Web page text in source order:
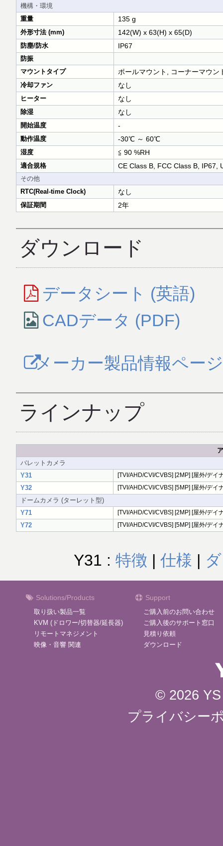
機構・環境
重量
135 g
外形寸法 (mm) 142(W) x 63(H) x 65(D)
防塵/防水 IP67
防振
マウントタイプ
ポールマウント, コーナーマウン
冷却ファン なし
ヒーター なし
除湿 なし
開始温度 -
動作温度 -30℃ ～ 60℃
湿度 ≦ 90 %RH
適合規格 CE Class B, FCC Class B, IP67,
その他
RTC(Real-time Clock)
なし
保証期間 2年
ダウンロード
データシート (英語)
CADデータ (PDF)
メーカー製品情報ページ
ラインナップ
バレットカメラ
Y31
[TVI/AHD/CVI/CVBS] [2MP] [屋外/デイ
Y32 [TVI/AHD/CVI/CVBS] [5MP] [屋外/デイ
ドームカメラ (ターレット型)
Y71
[TVI/AHD/CVI/CVBS] [2MP] [屋外/デイ
Y72 [TVI/AHD/CVI/CVBS] [5MP] [屋外/デイ
Y31 : 特徴 | 仕様 |
Solutions/Products
取り扱い製品一覧
KVM (ドロワー/切替器/延長器)
リモートマネジメント
映像・音響 関連
Support
ご購入前のお問い合わせ
ご購入後のサポート窓口
見積り依頼
ダウンロード
© 2026
プライバシー